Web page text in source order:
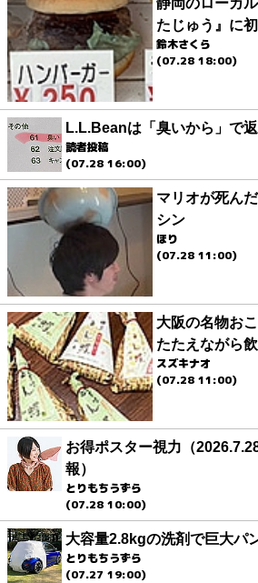
たじゅう』に
鈴木さくら
(07.28 18:00)
L.L.Beanは「臭いから」で
読者投稿
(07.28 16:00)
マリオが死ん
シン
ほり
(07.28 11:00)
大阪の名物お
たたえながら
スズキナオ
(07.28 11:00)
お得ポスター視力（
報）
とりもちうずら
(07.28 10:00)
大容量2.8kgの洗剤で巨大パ
とりもちうずら
(07.27 19:00)